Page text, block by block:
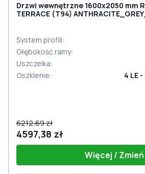
Drzwi wewnętrzne 1600x2050 mm
TERRACE (Т94)
System profili:
Głębokość ramy:
Uszczelka:
Oszklenie: 4 LE
6212,69 zł
4597,38 zł
Więcej / Zmień